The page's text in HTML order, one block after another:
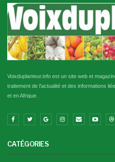
Voixduplanteur.info est un site web et
traitement de l'actualité et des informations
et en Afrique.
CATÉGORIES